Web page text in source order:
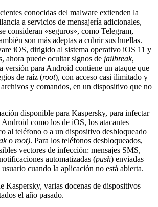
conocidas del malware extienden la
a servicios de mensajería adicionales,
consideran «seguros», como Telegram,
son más adeptas a cubrir sus huellas.
iOS, dirigido al sistema operativo iOS 11 y
ahora puede ocultar signos de jailbreak,
versión para Android contiene un ataque que
de raíz (root), con acceso casi ilimitado y
y comandos, en un dispositivo que no
disponible para Kaspersky, para infectar
como los de iOS, los atacantes
al teléfono o a un dispositivo desbloqueado
o root). Para los teléfonos desbloqueados,
vectores de infección: mensajes SMS,
automatizadas (push) enviadas
cuando la aplicación no está abierta.
Kaspersky, varias docenas de dispositivos
el año pasado.